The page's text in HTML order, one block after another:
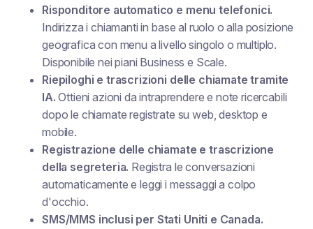
Risponditore automatico e menu telefonici.
Indirizza i chiamanti in base al ruolo o alla posizione
geografica con menu a livello singolo o multiplo.
Disponibile nei piani Business e Scale.
Riepiloghi e trascrizioni delle chiamate tramite
IA. Ottieni azioni da intraprendere e note ricercabili
dopo le chiamate registrate su web, desktop e
mobile.
Registrazione delle chiamate e trascrizione
della segreteria. Registra le conversazioni
automaticamente e leggi i messaggi a colpo
d'occhio.
SMS/MMS inclusi per Stati Uniti e Canada.